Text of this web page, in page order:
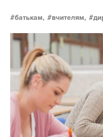
батькам, вчителям,